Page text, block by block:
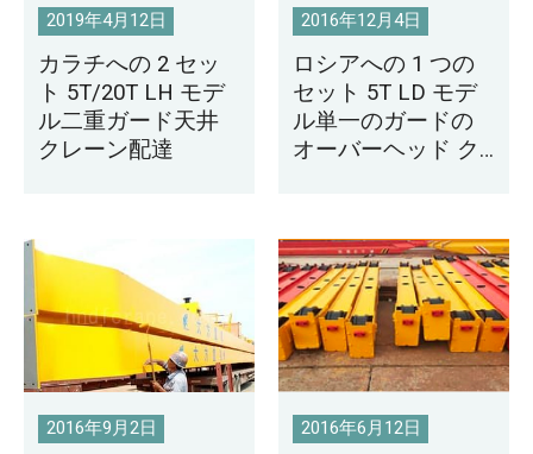
2019年4月12日
カラチへの 2 セッ
ト 5T/20T LH モデ
ル二重ガード天井
クレーン配達
2016年12月4日
ロシアへの 1 つの
セット 5T LD モデ
ル単一のガードの
オーバーヘッド ク
2016年9月2日 2016年6月12日